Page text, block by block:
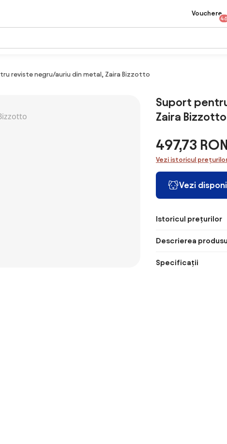
Vouchere
reviste negru/auriu din metal, Zaira Bizzotto
Suport
Zaira Bizzotto
497,73 RON
Vezi istoricul
Vezi
Istoricul prețurilor
Descrierea
Specificații